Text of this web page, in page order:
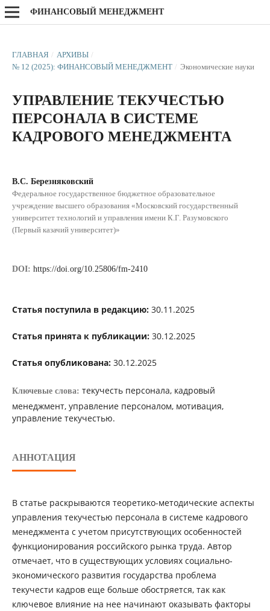
ФИНАНСОВЫЙ МЕНЕДЖМЕНТ
ГЛАВНАЯ / АРХИВЫ /
№ 12 (2025): ФИНАНСОВЫЙ МЕНЕДЖМЕНТ / Экономические науки
УПРАВЛЕНИЕ ТЕКУЧЕСТЬЮ
ПЕРСОНАЛА В СИСТЕМЕ
КАДРОВОГО МЕНЕДЖМЕНТА
В.С. Березняковский
Федеральное государственное бюджетное образовательное
учреждение высшего образования «Московский государственный
университет технологий и управления имени К.Г. Разумовского
(Первый казачий университет)»
DOI: https://doi.org/10.25806/fm-2410
Статья поступила в редакцию:30.11.2025
Статья принята к публикации:30.12.2025
Статья опубликована:30.12.2025
Ключевые слова: текучесть персонала, кадровый
менеджмент, управление персоналом, мотивация,
управление текучестью.
АННОТАЦИЯ
В статье раскрываются теоретико-методические аспекты
управления текучестью персонала в системе кадрового
менеджмента с учетом присутствующих особенностей
функционирования российского рынка труда. Автор
отмечает, что в существующих условиях социально-
экономического развития государства проблема
текучести кадров еще больше обостряется, так как
ключевое влияние на нее начинают оказывать факторы